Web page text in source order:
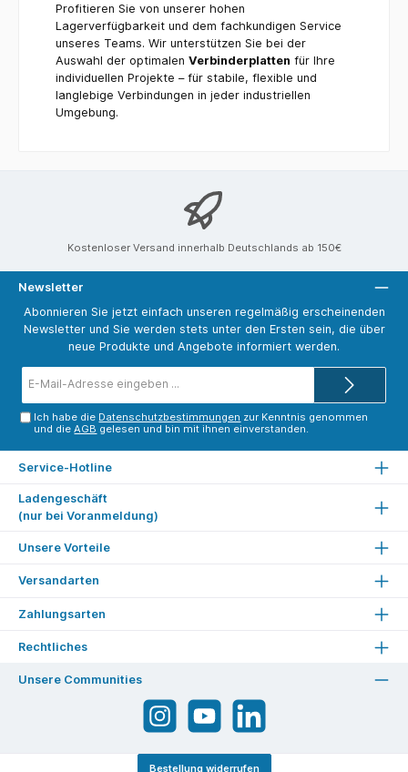
Profitieren Sie von unserer hohen
Lagerverfügbarkeit und dem fachkundigen Service
unseres Teams. Wir unterstützen Sie bei der
Auswahl der optimalen Verbinderplatten für Ihre
individuellen Projekte – für stabile, flexible und
langlebige Verbindungen in jeder industriellen
Umgebung.
Kostenloser Versand innerhalb Deutschlands ab 150€
Newsletter
Abonnieren Sie jetzt einfach unseren regelmäßig erscheinenden
Newsletter und Sie werden stets unter den Ersten sein, die über
neue Produkte und Angebote informiert werden.
Mail-
Ich habe die Datenschutzbestimmungen zur Kenntnis genommen
und dieAGB gelesen und bin mit ihnen einverstanden.
Service-Hotline
Ladengeschäft
(nur bei Voranmeldung)
Unsere Vorteile
Versandarten
Zahlungsarten
Rechtliches
Unsere Communities
Bestellung widerrufen